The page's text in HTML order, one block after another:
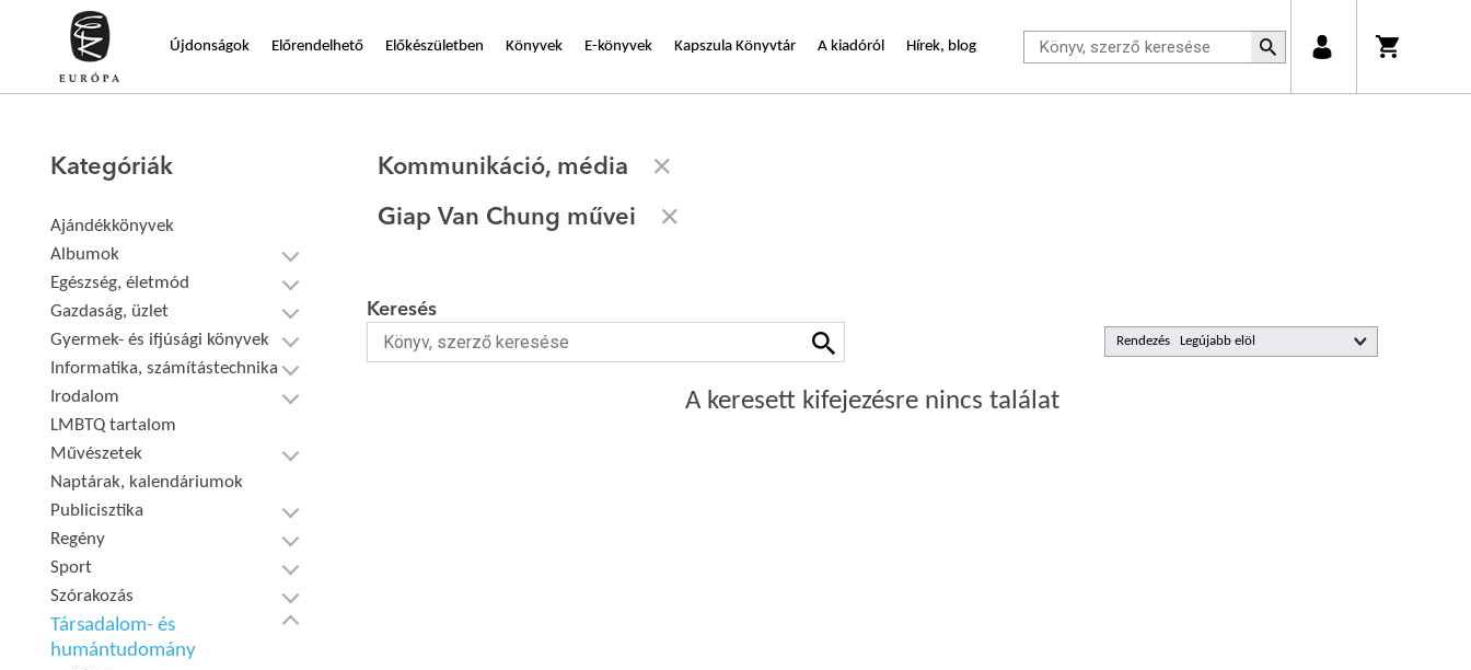
Újdonságok Előrendelhető Előkészületben Könyvek E-könyvek Kapszula Könyvtár A kiadóról Hírek, blog
Kategóriák
Ajándékkönyvek
Albumok
Egészség, életmód
Gazdaság, üzlet
Gyermek- és ifjúsági könyvek
Informatika, számítástechnika
Irodalom
LMBTQ tartalom
Művészetek
Naptárak, kalendáriumok
Publicisztika
Regény
Sport
Szórakozás
Társadalom- és
humántudomány
Kommunikáció, média
Giap Van Chung művei
Rendezés
Keresés
A keresett kifejezésre nincs találat